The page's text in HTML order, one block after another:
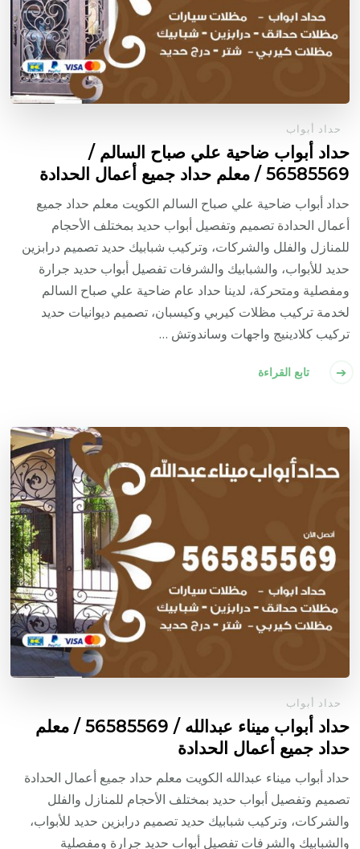
حداد أبواب
حداد أبواب ضاحية علي صباح السالم /
56585569 / معلم حداد جميع أعمال الحدادة
حداد أبواب ضاحية علي صباح السالم الكويت معلم حداد جميع
أعمال الحدادة تصميم وتفصيل أبواب حديد بمختلف الأحجام
للمنازل والفلل والشركات، وتركيب شبابيك حديد تصميم درابزين
حديد للأبواب، والشبابيك والشرفات تفصيل أبواب حديد جرارة
ومفصلية ومتحركة، لدينا حداد عام ضاحية علي صباح السالم
لخدمة تركيب مظلات كيربي وكيسبان، تصميم ديوانيات حديد
تركيب كلادينيج واجهات وساندوتش …
تابع القراءة
حداد أبواب
حداد أبواب ميناء عبدالله / 56585569 / معلم
حداد جميع أعمال الحدادة
حداد أبواب ميناء عبدالله الكويت معلم حداد جميع أعمال الحدادة
تصميم وتفصيل أبواب حديد بمختلف الأحجام للمنازل والفلل
والشركات، وتركيب شبابيك حديد تصميم درابزين حديد للأبواب،
والشبابيك والشرفات تفصيل أبواب حديد جرارة ومفصلية